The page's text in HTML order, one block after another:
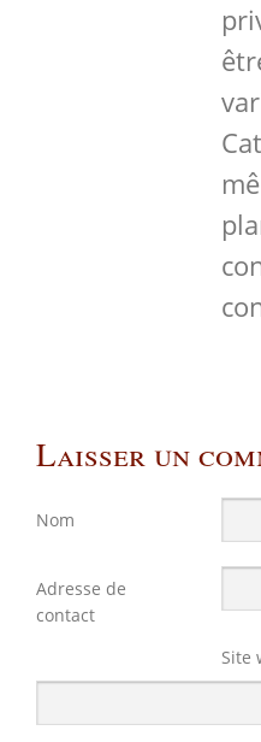
Laisser un
Nom
Adresse de
contact
Site